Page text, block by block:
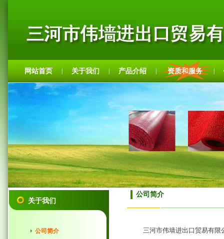
网站首页 关于我们 产品介绍 资质和服务
关于我们
公司简介
公司简介
三河市伟墙进出口贸易有限